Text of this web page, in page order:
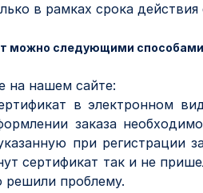
в рамках срока
можно следующими
на нашем сайте:
в электронном
заказа
при регистрации
сертификат так и не
решили проблему.